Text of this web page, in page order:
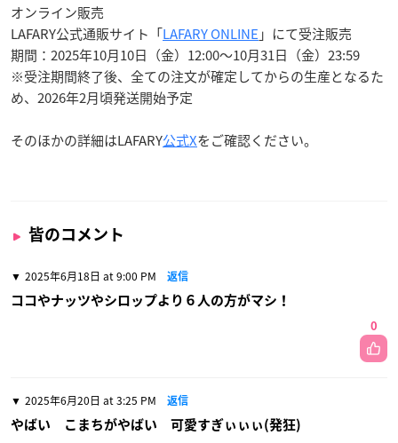
オンライン販売
LAFARY公式通販サイト「LAFARY ONLINE 」にて受注販売
期間：2025年10月10日（金）12:00〜10月31日（金）23:59
※受注期間終了後、全ての注文が確定してからの生産となるた
め、2026年2月頃発送開始予定
そのほかの詳細はLAFARY公式Xをご確認ください。
皆のコメント
2025年6月18日 at 9:00 PM 返信
ココやナッツやシロップより６人の方がマシ！
0
2025年6月20日 at 3:25 PM 返信
やばい こまちがやばい 可愛すぎぃぃぃ(発狂)